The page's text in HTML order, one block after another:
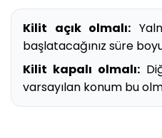
Kilit açık olmalı:
başlatacağınız süre
Kilit kapalı olmalı:
varsayılan konum bu